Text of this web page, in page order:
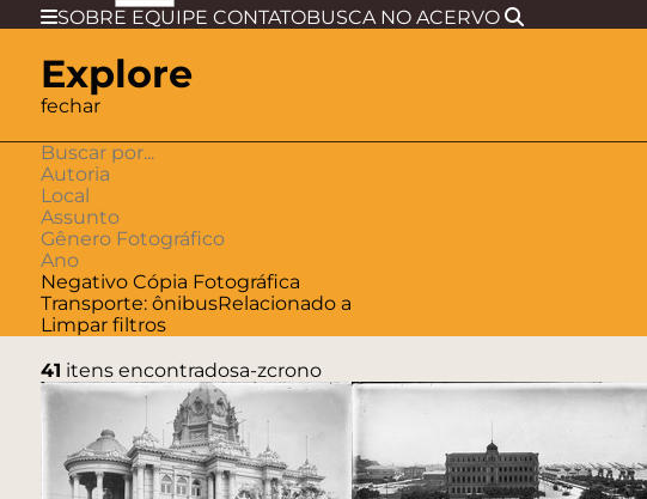
SOBRE EQUIPE CONTATOBUSCA NO ACERVO
Explore
fechar
Negativo Cópia Fotográfica
Transporte: ônibusRelacionado a
Limpar filtros
41 itens encontradosa-zcrono